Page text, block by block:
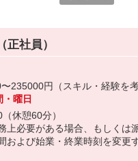
仕事はほとんどなく覚えやす
ぐに慣れていただけると思い
クノ・サービスに正社員採用
ります。
正社員）
235000円（スキル・経験を考
・曜日
休憩60分）
上必要がある場合、もしくは
および始業・終業時刻を変更